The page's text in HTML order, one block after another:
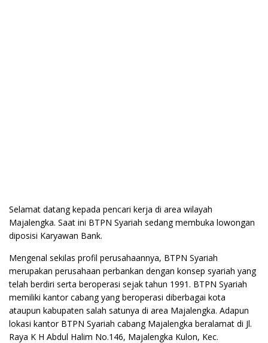
Selamat datang kepada pencari kerja di area wilayah
Majalengka. Saat ini BTPN Syariah sedang membuka lowongan
diposisi Karyawan Bank.
Mengenal sekilas profil perusahaannya, BTPN Syariah
merupakan perusahaan perbankan dengan konsep syariah yang
telah berdiri serta beroperasi sejak tahun 1991. BTPN Syariah
memiliki kantor cabang yang beroperasi diberbagai kota
ataupun kabupaten salah satunya di area Majalengka. Adapun
lokasi kantor BTPN Syariah cabang Majalengka beralamat di Jl.
Raya K H Abdul Halim No.146, Majalengka Kulon, Kec.